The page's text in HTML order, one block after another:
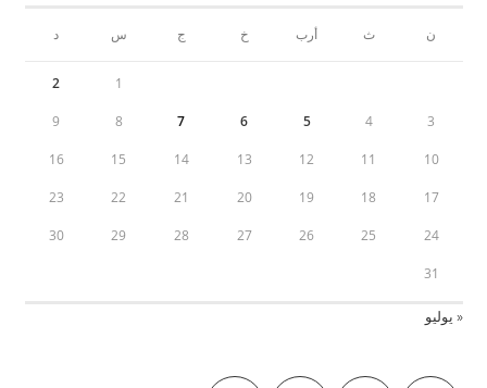
ن ث أرب خ ج س د
1
2
3
4
5
6
7
8
9
10
11
12
13
14
15
16
17
18
19
20
21
22
23
24
25
26
27
28
29
30
31
« يوليو